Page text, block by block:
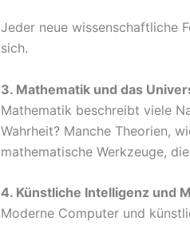
Jeder neue wissenschaftliche
sich.
3. Mathematik und das
Mathematik beschreibt viele
Wahrheit? Manche Theorien,
mathematische Werkzeuge,
4. Künstliche Intelligenz und
Moderne Computer und